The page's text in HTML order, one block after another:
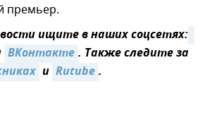
премьер.
ищите в наших соцсетях:
ВКонтакте. Также следите за
и Rutube.